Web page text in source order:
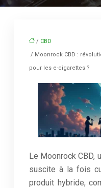
/ CBD
/ Moonrock CBD :
pour les e-cigarettes ?
Le Moonrock CBD,
suscite à la fois
produit hybride,